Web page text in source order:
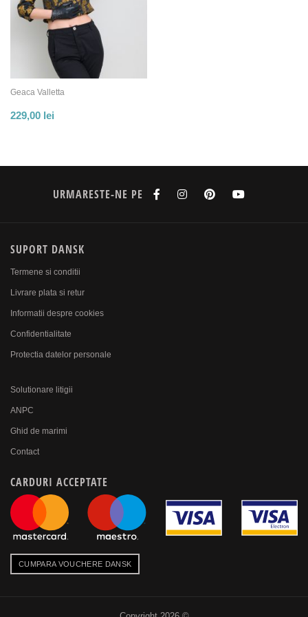
Geaca Valletta
229,00 lei
URMARESTE-NE PE
SUPORT DANSK
Termene si conditii
Livrare plata si retur
Informatii despre cookies
Confidentialitate
Protectia datelor personale
Solutionare litigii
ANPC
Ghid de marimi
Contact
CARDURI ACCEPTATE
CUMPARA VOUCHERE DANSK